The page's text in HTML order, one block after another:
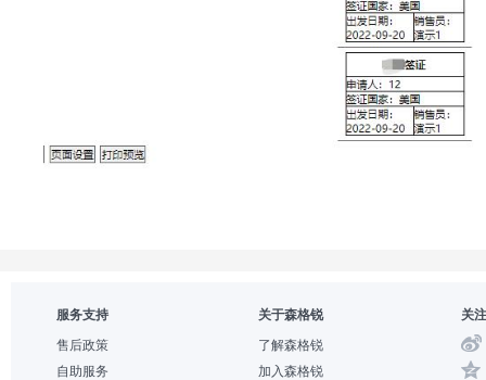
服务支持
售后政策
自助服务
关于森格锐
了解森格锐
加入森格锐
关